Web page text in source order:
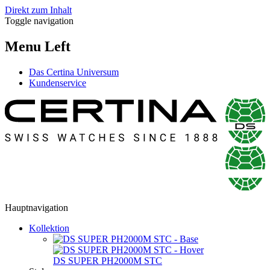
Direkt zum Inhalt
Toggle navigation
Menu Left
Das Certina Universum
Kundenservice
Hauptnavigation
Kollektion
DS SUPER PH2000M STC